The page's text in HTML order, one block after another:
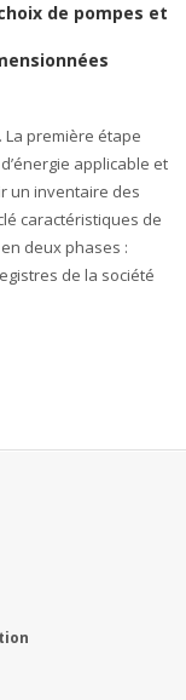
de pompes et
La première étape
applicable et
un inventaire des
caractéristiques de
deux phases :
de la société